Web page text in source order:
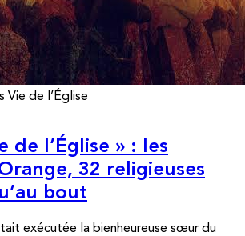
Vie de l’Église
de l’Église » : les
32 religieuses
bout
exécutée la bienheureuse sœur du